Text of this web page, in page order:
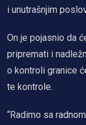
i unutrašnjim
On je pojasnio da
pripremati i
o kontroli granice
te kontrole.
“Radimo sa